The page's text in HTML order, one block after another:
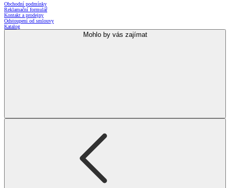
Obchodní podmínky
Reklamační formulář
Kontakt a prodejny
Odstoupení od smlouvy
Katalog
Mohlo by vás zajímat